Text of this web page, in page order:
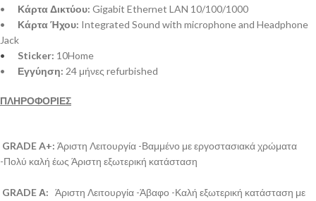
• Κάρτα Δικτύου: Gigabit Ethernet LAN 10/100/1000
• Κάρτα Ήχου: Integrated Sound with microphone and Headphone
Jack
• Sticker: 10Home
• Εγγύηση: 24 μήνες refurbished
ΠΛΗΡΟΦΟΡΙΕΣ
GRADE A+: Άριστη Λειτουργία -Βαμμένο με εργοστασιακά χρώματα
-Πολύ καλή έως Άριστη εξωτερική κατάσταση
GRADE Α: Άριστη Λειτουργία -Άβαφο -Καλή εξωτερική κατάσταση με